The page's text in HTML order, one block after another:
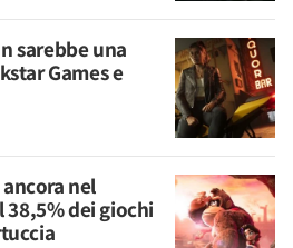
sarebbe una
Games e
nel
dei giochi